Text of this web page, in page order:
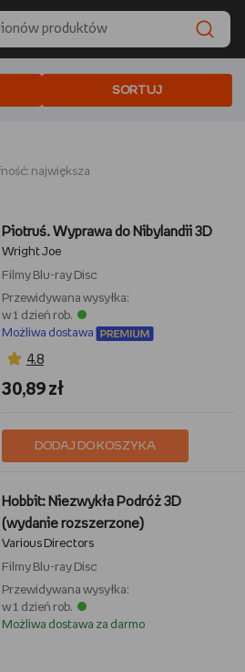
SORTUJ
największa
Piotruś. Wyprawa do Nibylandii 3D
Wright Joe
Filmy Blu-ray Disc
Przewidywana wysyłka:
w 1 dzień rob.
Możliwa dostawa
4,8
30,89 zł
DODAJ DO KOSZYKA
Hobbit: Niezwykła Podróż 3D
(wydanie rozszerzone)
Various Directors
Filmy Blu-ray Disc
Przewidywana wysyłka:
w 1 dzień rob.
Możliwa dostawa za darmo